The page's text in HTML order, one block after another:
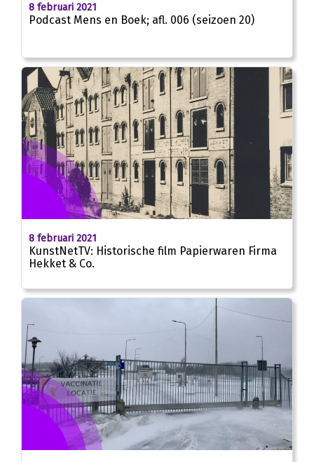
8 februari 2021
Podcast Mens en Boek; afl. 006 (seizoen 20)
8 februari 2021
KunstNetTV: Historische film Papierwaren Firma
Hekket & Co.